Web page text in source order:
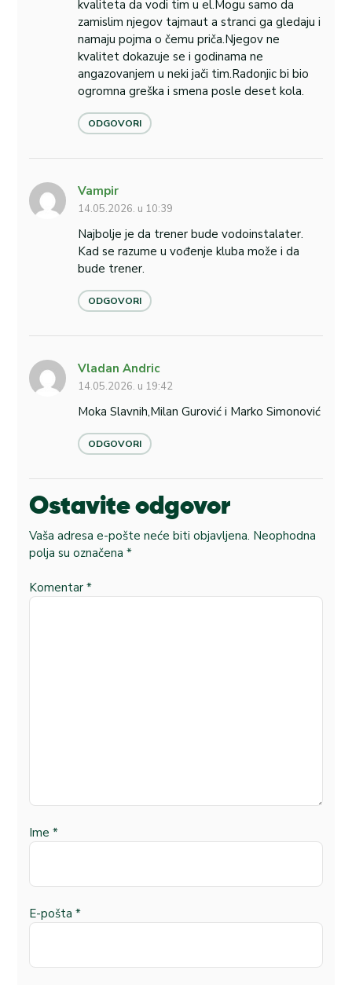
kvaliteta da vodi tim u el.Mogu samo da
zamislim njegov tajmaut a stranci ga gledaju i
namaju pojma o čemu priča.Njegov ne
kvalitet dokazuje se i godinama ne
angazovanjem u neki jači tim.Radonjic bi bio
ogromna greška i smena posle deset kola.
ODGOVORI
Vampir
14.05.2026. u 10:39
Najbolje je da trener bude vodoinstalater.
Kad se razume u vođenje kluba može i da
bude trener.
ODGOVORI
Vladan Andric
14.05.2026. u 19:42
Moka Slavnih,Milan Gurović i Marko Simonović
ODGOVORI
Ostavite odgovor
Vaša adresa e-pošte neće biti objavljena. Neophodna
polja su označena *
Komentar *
Ime *
E-pošta *